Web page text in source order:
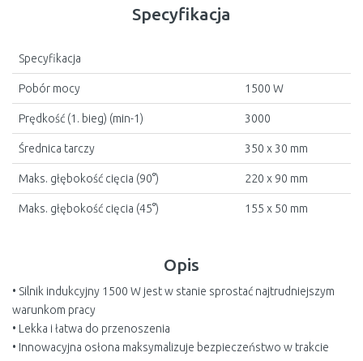
Opis
• Silnik indukcyjny 1500 W jest w stanie sprostać najtrudniejszym
warunkom pracy
• Lekka i łatwa do przenoszenia
• Innowacyjna osłona maksymalizuje bezpieczeństwo w trakcie
Specyfikacja
Specyfikacja
Pobór mocy 1500 W
Prędkość (1. bieg) (min-1) 3000
Średnica tarczy 350 x 30 mm
Maks. głębokość cięcia (90°) 220 x 90 mm
Maks. głębokość cięcia (45°) 155 x 50 mm